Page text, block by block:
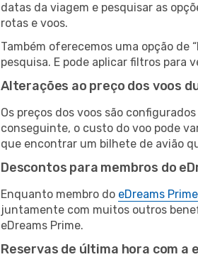
datas da viagem e pesquisar as
rotas e voos.
Também oferecemos uma opção de
pesquisa. E pode aplicar filtros para
Alterações ao preço dos voos
Os preços dos voos são
conseguinte, o custo do voo pode
que encontrar um bilhete de avião
Descontos para membros do
Enquanto membro do eDreams Prime
juntamente com muitos outros
eDreams Prime.
Reservas de última hora com a